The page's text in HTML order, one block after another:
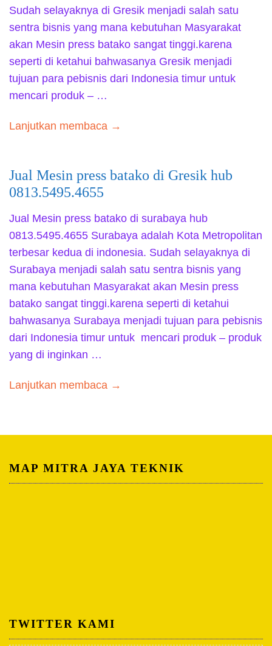
Sudah selayaknya di Gresik menjadi salah satu
sentra bisnis yang mana kebutuhan Masyarakat
akan Mesin press batako sangat tinggi.karena
seperti di ketahui bahwasanya Gresik menjadi
tujuan para pebisnis dari Indonesia timur untuk
mencari produk – …
Lanjutkan membaca →
Jual Mesin press batako di Gresik hub
0813.5495.4655
Jual Mesin press batako di surabaya hub
0813.5495.4655 Surabaya adalah Kota Metropolitan
terbesar kedua di indonesia. Sudah selayaknya di
Surabaya menjadi salah satu sentra bisnis yang
mana kebutuhan Masyarakat akan Mesin press
batako sangat tinggi.karena seperti di ketahui
bahwasanya Surabaya menjadi tujuan para pebisnis
dari Indonesia timur untuk mencari produk – produk
yang di inginkan …
Lanjutkan membaca →
MAP MITRA JAYA TEKNIK
TWITTER KAMI